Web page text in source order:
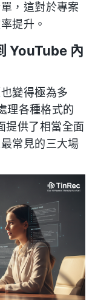
，這對於專案
提升。
YouTube 內
變得極為多
理各種格式的
提供了相當全面
常見的三大場